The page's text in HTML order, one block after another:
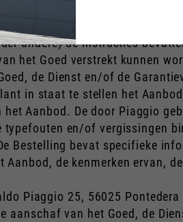
of de Garantieverlenging
andere) de instructies
het Goed verstrekt kunnen
de Dienst en/of de
in staat te stellen het
Aanbod. De door Piaggio
en/of vergissingen
Bestelling bevat specifieke
de kenmerken ervan,
Piaggio 25, 56025
aanschaf van het Goed, de